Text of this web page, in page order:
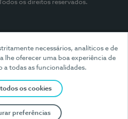
necessários, analíticos e de
lhe oferecer uma boa experiência de
a todas as funcionalidades.
os cookies
preferências
os direitos reservados.